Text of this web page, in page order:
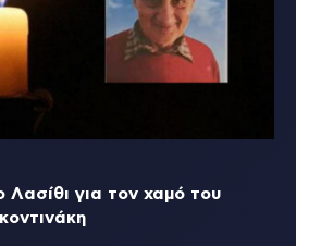
Λασίθι για τον χαμό του